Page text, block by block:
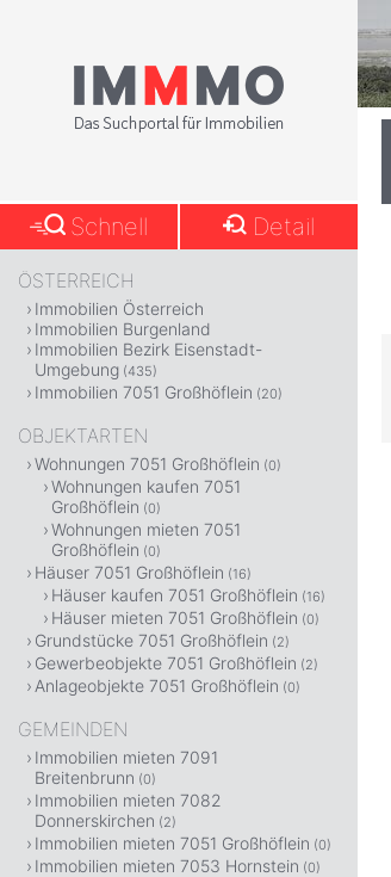
Schnell Detail
ÖSTERREICH
Immobilien Österreich
Immobilien Burgenland
Immobilien Bezirk Eisenstadt-
Umgebung (435)
Immobilien 7051 Großhöflein (20)
OBJEKTARTEN
Wohnungen 7051 Großhöflein (0)
Wohnungen kaufen 7051
Großhöflein (0)
Wohnungen mieten 7051
Großhöflein (0)
Häuser 7051 Großhöflein (16)
Häuser kaufen 7051 Großhöflein (16)
Häuser mieten 7051 Großhöflein (0)
Grundstücke 7051 Großhöflein (2)
Gewerbeobjekte 7051 Großhöflein (2)
Anlageobjekte 7051 Großhöflein (0)
GEMEINDEN
Immobilien mieten 7091
Breitenbrunn (0)
Immobilien mieten 7082
Donnerskirchen (2)
Immobilien mieten 7051 Großhöflein (0)
Immobilien mieten 7053 Hornstein (0)